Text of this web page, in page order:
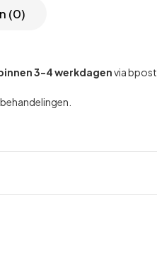
(0)
3-4 werkdagenvia bpost.